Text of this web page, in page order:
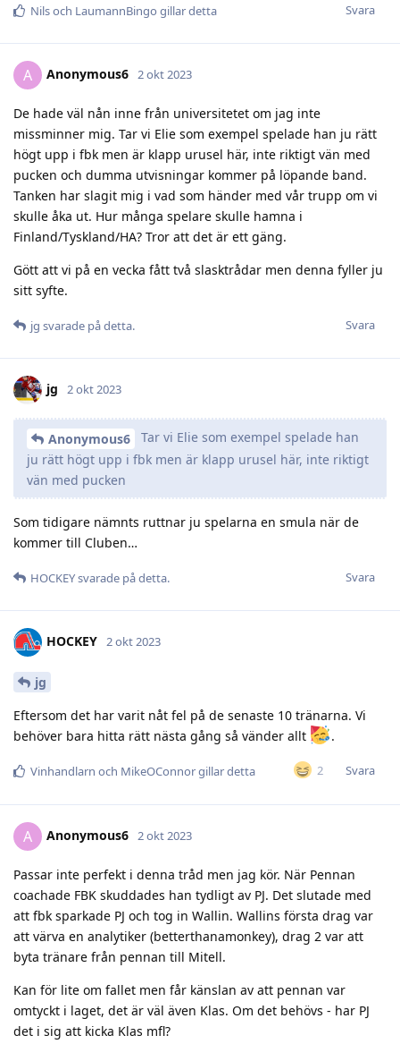
Svara
Nilsoch LaumannBingo gillar detta
A Anonymous6 2 okt 2023
De hade väl nån inne från universitetet om jag inte
missminner mig. Tar vi Elie som exempel spelade han ju rätt
högt upp i fbk men är klapp urusel här, inte riktigt vän med
pucken och dumma utvisningar kommer på löpande band.
Tanken har slagit mig i vad som händer med vår trupp om vi
skulle åka ut. Hur många spelare skulle hamna i
Finland/Tyskland/HA? Tror att det är ett gäng.
Gött att vi på en vecka fått två slasktrådar men denna fyller ju
sitt syfte.
Svara
jg svarade på detta.
jg 2 okt 2023
Anonymous6
Tar vi Elie som exempel spelade han
ju rätt högt upp i fbk men är klapp urusel här, inte riktigt
vän med pucken
Som tidigare nämnts ruttnar ju spelarna en smula när de
kommer till Cluben…
Svara
HOCKEYsvarade på detta.
HOCKEY 2 okt 2023
jg
Eftersom det har varit nåt fel på de senaste 10 tränarna. Vi
behöver bara hitta rätt nästa gång så vänder allt
.
2 Svara
Vinhandlarn och MikeOConnorgillar detta
A Anonymous6 2 okt 2023
Passar inte perfekt i denna tråd men jag kör. När Pennan
coachade FBK skuddades han tydligt av PJ. Det slutade med
att fbk sparkade PJ och tog in Wallin. Wallins första drag var
att värva en analytiker (betterthanamonkey), drag 2 var att
byta tränare från pennan till Mitell.
Kan för lite om fallet men får känslan av att pennan var
omtyckt i laget, det är väl även Klas. Om det behövs - har PJ
det i sig att kicka Klas mfl?